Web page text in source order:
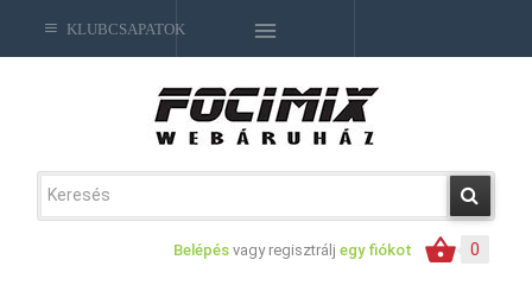
0
Belépés vagy regisztrálj egy fiókot
KLUBCSAPATOK